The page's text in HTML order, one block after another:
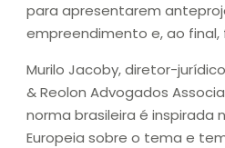
para apresentarem
empreendimento e, ao final,
Murilo Jacoby, diretor-
& Reolon Advogados
norma brasileira é inspirada
Europeia sobre o tema e